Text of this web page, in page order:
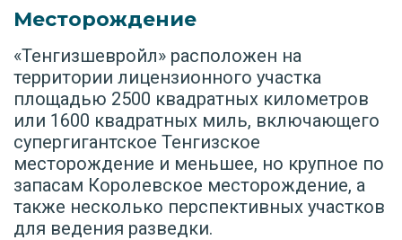
Месторождение
«Тенгизшевройл» расположен на
территории лицензионного участка
площадью 2500 квадратных километров
или 1600 квадратных миль, включающего
супергигантское Тенгизское
месторождение и меньшее, но крупное по
запасам Королевское месторождение, а
также несколько перспективных участков
для ведения разведки.